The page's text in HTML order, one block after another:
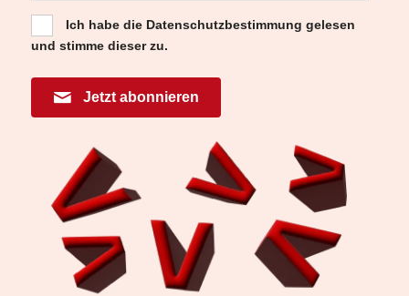
Ich habe die Datenschutzbestimmung gelesen
und stimme dieser zu.
Jetzt abonnieren